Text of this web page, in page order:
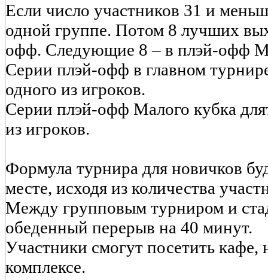
Если число участников 31 и
одной группе. Потом 8 лучших
офф. Следующие 8 – в плэй-офф
Серии плэй-офф в главном
одного из игроков.
Серии плэй-офф Малого кубка
из игроков.
Формула турнира для новичков
месте, исходя из количества
Между групповым турниром и
обеденный перерыв на 40 минут.
Участники смогут посетить кафе,
комплексе.